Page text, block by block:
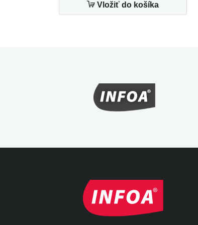
Vložiť do košíka